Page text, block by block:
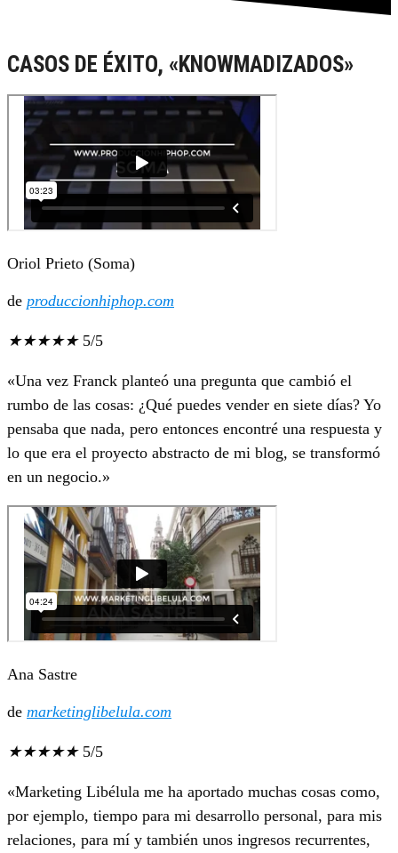
CASOS DE ÉXITO, «KNOWMADIZADOS»
Oriol Prieto (Soma)
de produccionhiphop.com
★★★★★ 5/5
«Una vez Franck planteó una pregunta que cambió el
rumbo de las cosas: ¿Qué puedes vender en siete días? Yo
pensaba que nada, pero entonces encontré una respuesta y
lo que era el proyecto abstracto de mi blog, se transformó
en un negocio.»
Ana Sastre
de marketinglibelula.com
★★★★★ 5/5
«Marketing Libélula me ha aportado muchas cosas como,
por ejemplo, tiempo para mi desarrollo personal, para mis
relaciones, para mí y también unos ingresos recurrentes,